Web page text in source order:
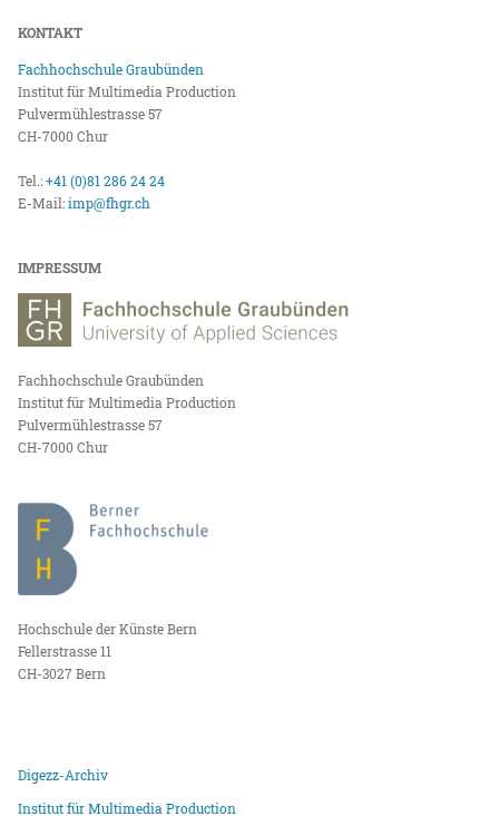
KONTAKT
Fachhochschule Graubünden
Institut für Multimedia Production
Pulvermühlestrasse 57
CH-7000 Chur
Tel.:+41 (0)81 286 24 24
E-Mail:imp@fhgr.ch
IMPRESSUM
Fachhochschule Graubünden
Institut für Multimedia Production
Pulvermühlestrasse 57
CH-7000 Chur
Hochschule der Künste Bern
Fellerstrasse 11
CH-3027 Bern
Digezz-Archiv
Institut für Multimedia Production